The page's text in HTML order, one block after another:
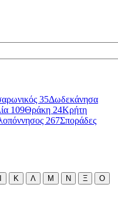
35Δωδεκάνησα
109Θράκη 24Κρήτη
267Σποράδες
Ι Κ Λ Μ Ν Ξ
Ο